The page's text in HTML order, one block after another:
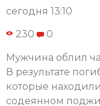
сегодня 13:10
230 0
Мужчина облил
В результате
которые
содеянном